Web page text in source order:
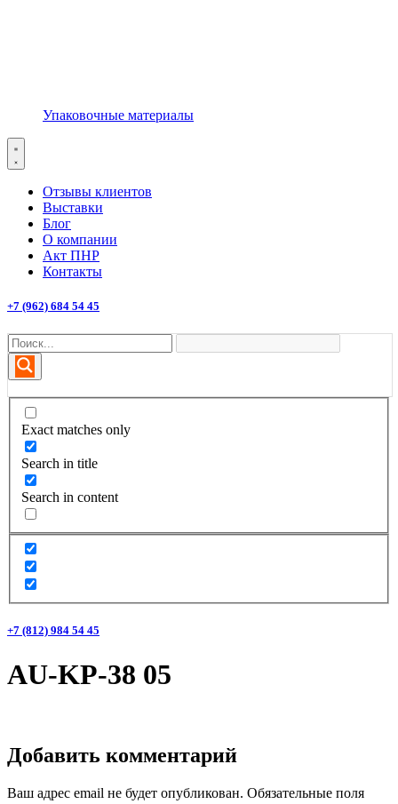
Упаковочные материалы
Отзывы клиентов
Выставки
Блог
О компании
Акт ПНР
Контакты
+7 (962) 684 54 45
Exact matches only
Search in title
Search in content
+7 (812) 984 54 45
AU-KP-38 05
Добавить комментарий
Ваш адрес email не будет опубликован. Обязательные поля